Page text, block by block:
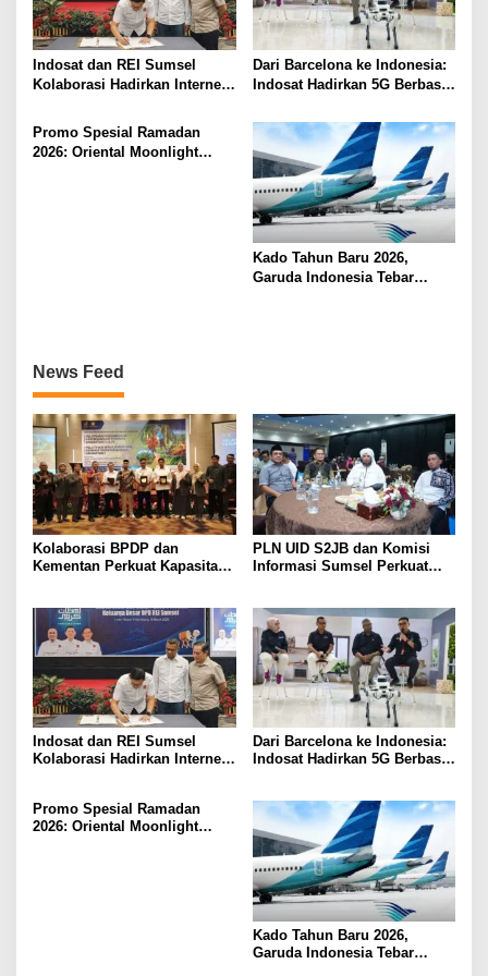
Indosat dan REI Sumsel
Kolaborasi Hadirkan Internet
Hunian
Dari Barcelona ke Indonesia:
Indosat Hadirkan 5G Berbasis
Promo Spesial Ramadan
2026: Oriental Moonlight
Kado Tahun Baru 2026,
Garuda Indonesia Tebar
News Feed
Kolaborasi BPDP dan
Kementan Perkuat Kapasitas
PLN UID S2JB dan Komisi
Informasi Sumsel Perkuat
Indosat dan REI Sumsel
Kolaborasi Hadirkan Internet
Dari Barcelona ke Indonesia:
Indosat Hadirkan 5G Berbasis
Promo Spesial Ramadan
2026: Oriental Moonlight
Kado Tahun Baru 2026,
Garuda Indonesia Tebar